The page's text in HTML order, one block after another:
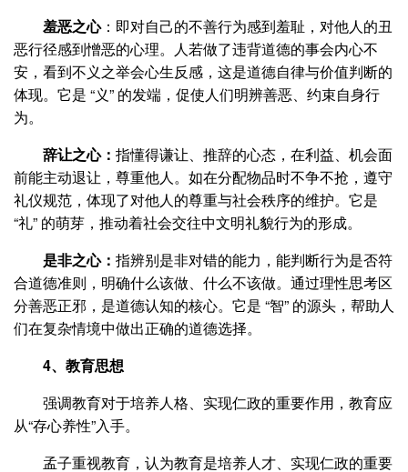
羞恶之心：即对自己的不善行为感到羞耻，对他人的丑
恶行径感到憎恶的心理。人若做了违背道德的事会内心不
安，看到不义之举会心生反感，这是道德自律与价值判断的
体现。它是 “义” 的发端，促使人们明辨善恶、约束自身行
为。
辞让之心： 指懂得谦让、推辞的心态，在利益、机会面
前能主动退让，尊重他人。如在分配物品时不争不抢，遵守
礼仪规范，体现了对他人的尊重与社会秩序的维护。它是
“礼” 的萌芽，推动着社会交往中文明礼貌行为的形成。
是非之心： 指辨别是非对错的能力，能判断行为是否符
合道德准则，明确什么该做、什么不该做。通过理性思考区
分善恶正邪，是道德认知的核心。它是 “智” 的源头，帮助人
们在复杂情境中做出正确的道德选择。
4、教育思想
强调教育对于培养人格、实现仁政的重要作用，教育应
从“存心养性”入手。
孟子重视教育，认为教育是培养人才、实现仁政的重要